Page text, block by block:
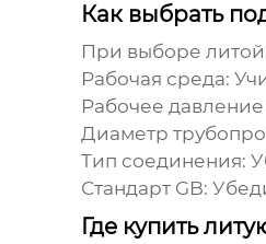
Как выбрать
При выборе
Рабочая среда:
Рабочее
Диаметр
Тип соединения:
Стандарт GB:
Где купить